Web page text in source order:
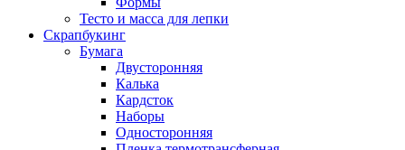
Тесто и масса для лепки
Скрапбукинг
Бумага
Двусторонняя
Калька
Кардсток
Наборы
Односторонняя